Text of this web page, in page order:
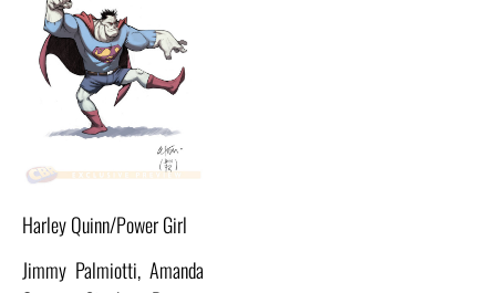
Harley Quinn/Power Girl
Jimmy Palmiotti, Amanda